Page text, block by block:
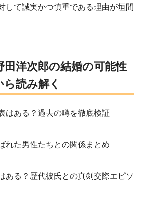
して誠実かつ慎重である理由が垣間
田洋次郎の結婚の可能性
読み解く
はある？過去の噂を徹底検証
れた男性たちとの関係まとめ
ある？歴代彼氏との真剣交際エピソ